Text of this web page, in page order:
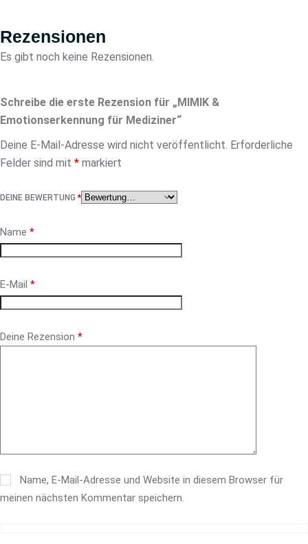
Rezensionen
Es gibt noch keine Rezensionen.
Schreibe die erste Rezension für „MIMIK &
Emotionserkennung für Mediziner“
Deine E-Mail-Adresse wird nicht veröffentlicht. Erforderliche
Felder sind mit * markiert
DEINE BEWERTUNG*
Name *
E-Mail *
Deine Rezension *
Name, E-Mail-Adresse und Website in diesem Browser für
meinen nächsten Kommentar speichern.